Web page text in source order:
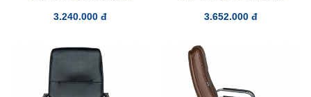
3.240.000 đ 3.652.000 đ